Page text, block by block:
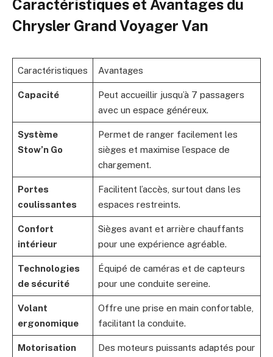
Caractéristiques et Avantages du
Chrysler Grand Voyager Van
Caractéristiques Avantages
Capacité
Peut accueillir jusqu’à 7 passagers
avec un espace généreux.
Système
Stow’n Go
Permet de ranger facilement les
sièges et maximise l’espace de
chargement.
Portes
coulissantes
Facilitent l’accès, surtout dans les
espaces restreints.
Confort
intérieur
Sièges avant et arrière chauffants
pour une expérience agréable.
Technologies
de sécurité
Équipé de caméras et de capteurs
pour une conduite sereine.
Volant
ergonomique
Offre une prise en main confortable,
facilitant la conduite.
Motorisation
Des moteurs puissants adaptés pour